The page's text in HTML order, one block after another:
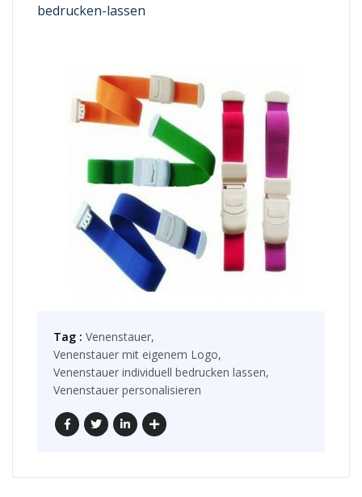
bedrucken-lassen
Tag : Venenstauer,
Venenstauer mit eigenem Logo,
Venenstauer individuell bedrucken lassen,
Venenstauer personalisieren